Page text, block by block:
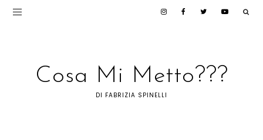
Cosa Mi Metto???
DI FABRIZIA SPINELLI